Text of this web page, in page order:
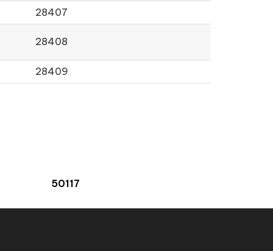
28407
28408
28409
50117